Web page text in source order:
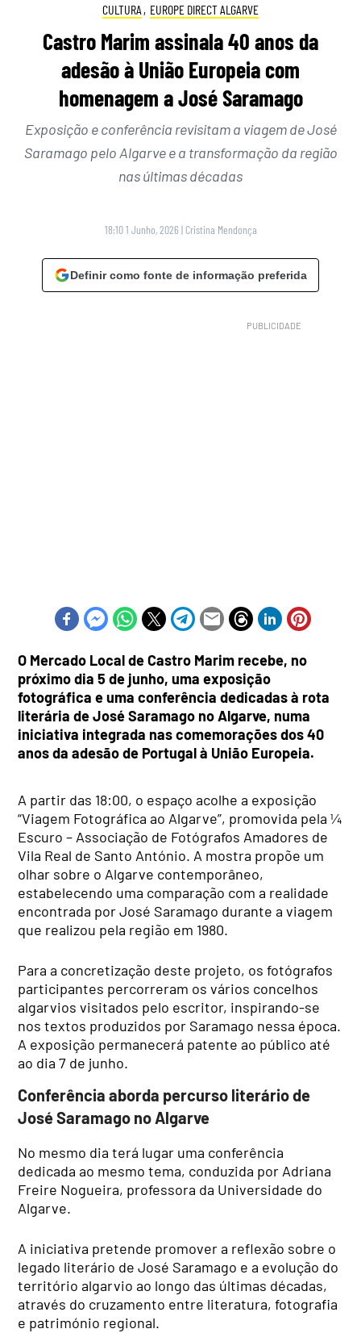
CULTURA , EUROPE DIRECT ALGARVE
Castro Marim assinala 40 anos da
adesão à União Europeia com
homenagem a José Saramago
Exposição e conferência revisitam a viagem de José
Saramago pelo Algarve e a transformação da região
nas últimas décadas
18:10 1 Junho, 2026 | Cristina Mendonça
Definir como fonte de informação preferida
O Mercado Local de Castro Marim recebe, no
próximo dia 5 de junho, uma exposição
fotográfica e uma conferência dedicadas à rota
literária de José Saramago no Algarve, numa
iniciativa integrada nas comemorações dos 40
anos da adesão de Portugal à União Europeia.
A partir das 18:00, o espaço acolhe a exposição
“Viagem Fotográfica ao Algarve”, promovida pela ¼
Escuro – Associação de Fotógrafos Amadores de
Vila Real de Santo António. A mostra propõe um
olhar sobre o Algarve contemporâneo,
estabelecendo uma comparação com a realidade
encontrada por José Saramago durante a viagem
que realizou pela região em 1980.
Para a concretização deste projeto, os fotógrafos
participantes percorreram os vários concelhos
algarvios visitados pelo escritor, inspirando-se
nos textos produzidos por Saramago nessa época.
A exposição permanecerá patente ao público até
ao dia 7 de junho.
Conferência aborda percurso literário de
José Saramago no Algarve
No mesmo dia terá lugar uma conferência
dedicada ao mesmo tema, conduzida por Adriana
Freire Nogueira, professora da Universidade do
Algarve.
A iniciativa pretende promover a reflexão sobre o
legado literário de José Saramago e a evolução do
território algarvio ao longo das últimas décadas,
através do cruzamento entre literatura, fotografia
e património regional.